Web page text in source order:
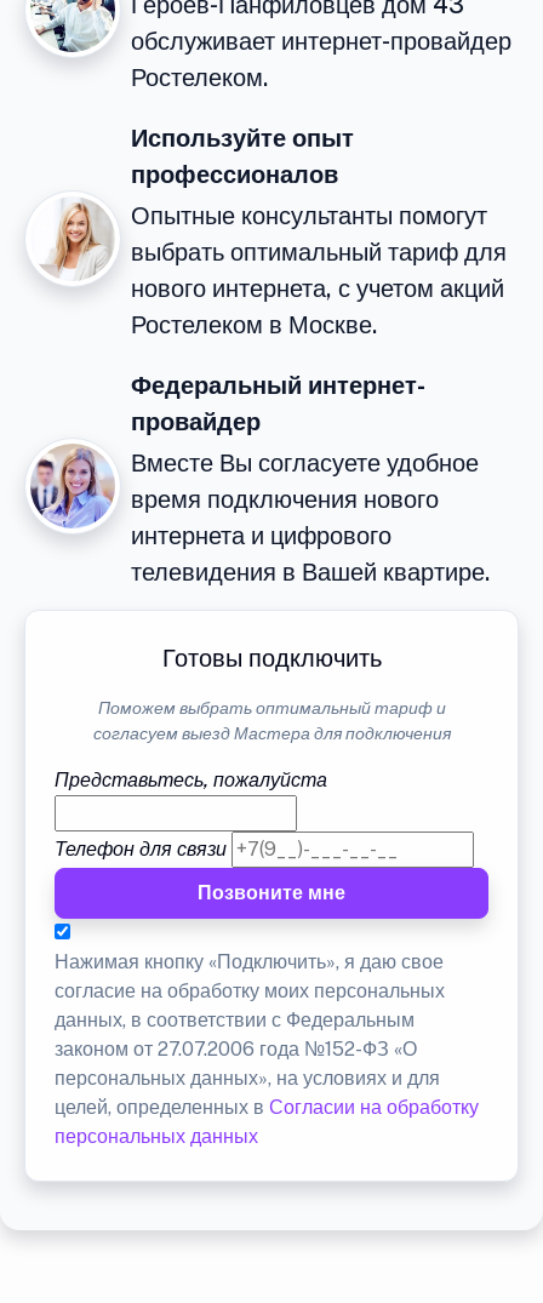
обслуживает интернет-провайдер
Ростелеком.
Используйте опыт
профессионалов
Опытные консультанты помогут
выбрать оптимальный тариф для
нового интернета, с учетом акций
Ростелеком в Москве.
Федеральный интернет-
провайдер
Вместе Вы согласуете удобное
время подключения нового
интернета и цифрового
телевидения в Вашей квартире.
Готовы подключить
Поможем выбрать оптимальный тариф и
согласуем выезд Мастера для подключения
Представьтесь, пожалуйста
Телефон для связи
Позвоните мне
Нажимая кнопку «Подключить», я даю свое
согласие на обработку моих персональных
данных, в соответствии с Федеральным
законом от 27.07.2006 года №152-ФЗ «О
персональных данных», на условиях и для
целей, определенных в Согласии на обработку
персональных данных